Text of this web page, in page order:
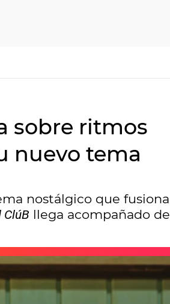
sobre ritmos
nuevo tema
nostálgico que fusiona
ClúB llega acompañado de